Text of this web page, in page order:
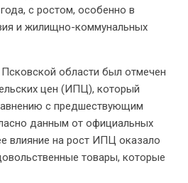
с ростом, особенно в
и жилищно-коммунальных
области был отмечен
цен (ИПЦ), который
с предшествующим
данным от официальных
влияние на рост ИПЦ оказало
товары, которые